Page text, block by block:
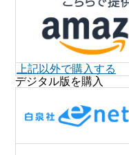
上記以外で購入する
デジタル版を購入